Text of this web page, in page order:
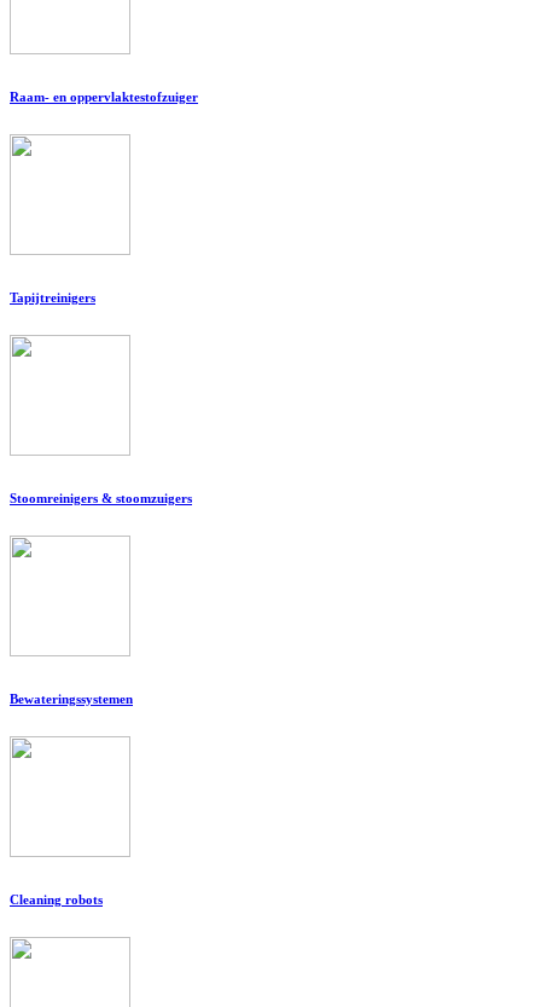
Raam- en oppervlaktestofzuiger
Tapijtreinigers
Stoomreinigers & stoomzuigers
Bewateringssystemen
Cleaning robots